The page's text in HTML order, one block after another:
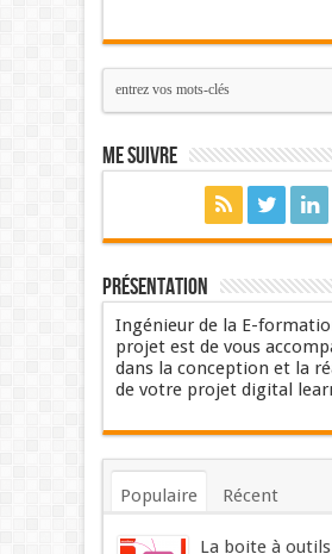
Me suivre
Présentation
Ingénieur de la E-
projet est de vous
dans la conception et la
de votre projet digital
Populaire Récent
Commentaires Mots-
La boite à